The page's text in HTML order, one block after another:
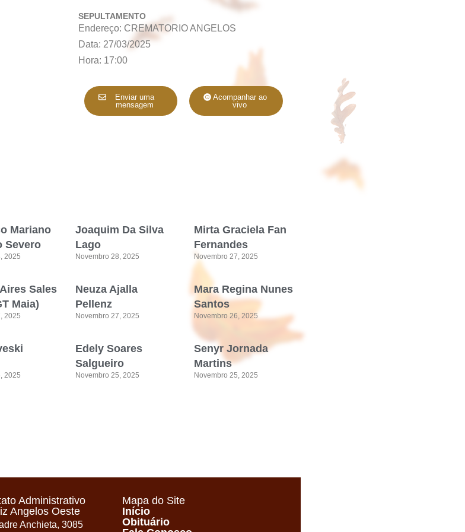
SEPULTAMENTO
Endereço: CREMATORIO ANGELOS
Data: 27/03/2025
Hora: 17:00
Enviar uma
mensagem
Acompanhar ao
vivo
Mariano
Severo
2025
Joaquim Da Silva
Lago
Novembro 28, 2025
Mirta Graciela Fan
Fernandes
Novembro 27, 2025
Sales
Maia)
2025
Neuza Ajalla
Pellenz
Novembro 27, 2025
Mara Regina Nunes
Santos
Novembro 26, 2025
2025
Edely Soares
Salgueiro
Novembro 25, 2025
Senyr Jornada
Martins
Novembro 25, 2025
Administrativo
Angelos Oeste
Anchieta, 3085
Mapa do Site
Início
Obituário